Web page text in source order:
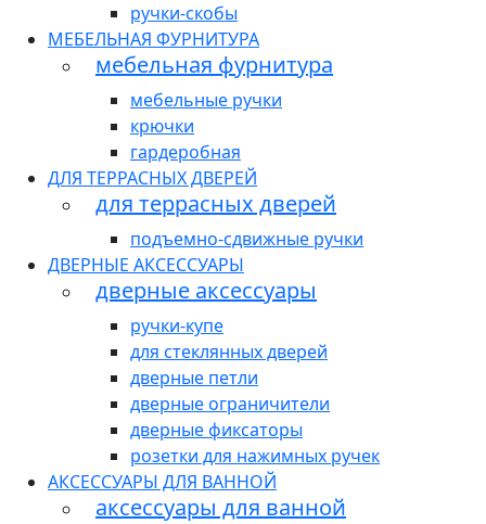
ручки-скобы
МЕБЕЛЬНАЯ ФУРНИТУРА
мебельная фурнитура
мебельные ручки
крючки
гардеробная
ДЛЯ ТЕРРАСНЫХ ДВЕРЕЙ
для террасных дверей
подъемно-сдвижные ручки
ДВЕРНЫЕ АКСЕССУАРЫ
дверные аксессуары
ручки-купе
для стеклянных дверей
дверные петли
дверные ограничители
дверные фиксаторы
розетки для нажимных ручек
АКСЕССУАРЫ ДЛЯ ВАННОЙ
аксессуары для ванной